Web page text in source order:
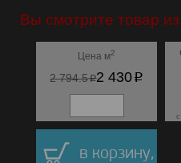
Вы смотрите товар
Цена м2
2 794.5p2 430p
в корзину,